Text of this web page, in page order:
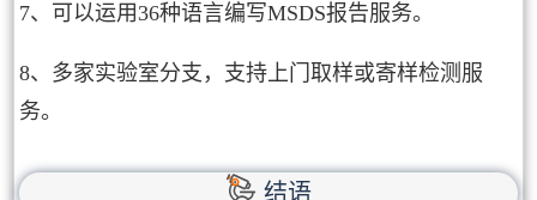
7、可以运用36种语言编写MSDS报告服务。
8、多家实验室分支，支持上门取样或寄样检测服
务。
结语